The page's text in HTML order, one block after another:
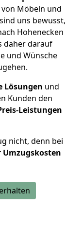
Möbeln und
uns bewusst,
Hohenecken
daher darauf
und Wünsche
Lösungen und
Kunden den
Leistungen
nicht, denn bei
Umzugskosten